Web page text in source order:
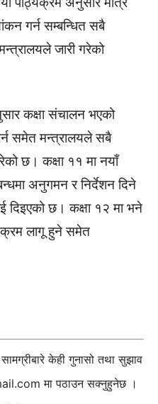
गर्न सम्बन्धित सबै
जारी गरेको
कक्षा संचालन भएको
गर्न समेत मन्त्रालयले सबै
छ। कक्षा ११ मा नयाँ
अनुगमन र निर्देशन दिने
दिइएको छ। कक्षा १२ मा भने
लागू हुने समेत
केही गुनासो तथा सुझाव
मा पठाउन सक्नुहुनेछ ।